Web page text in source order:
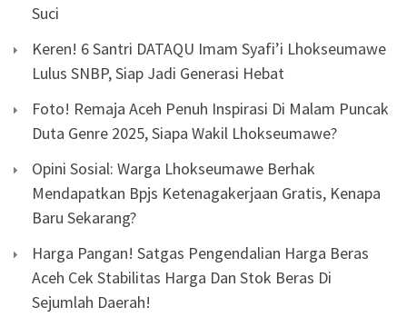
Suci
Keren! 6 Santri DATAQU Imam Syafi’i Lhokseumawe
Lulus SNBP, Siap Jadi Generasi Hebat
Foto! Remaja Aceh Penuh Inspirasi Di Malam Puncak
Duta Genre 2025, Siapa Wakil Lhokseumawe?
Opini Sosial: Warga Lhokseumawe Berhak
Mendapatkan Bpjs Ketenagakerjaan Gratis, Kenapa
Baru Sekarang?
Harga Pangan! Satgas Pengendalian Harga Beras
Aceh Cek Stabilitas Harga Dan Stok Beras Di
Sejumlah Daerah!